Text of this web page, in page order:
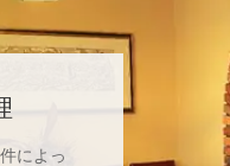
によっ